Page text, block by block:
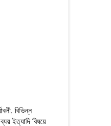
বিভিন্ন
ইত্যাদি বিষয়ে